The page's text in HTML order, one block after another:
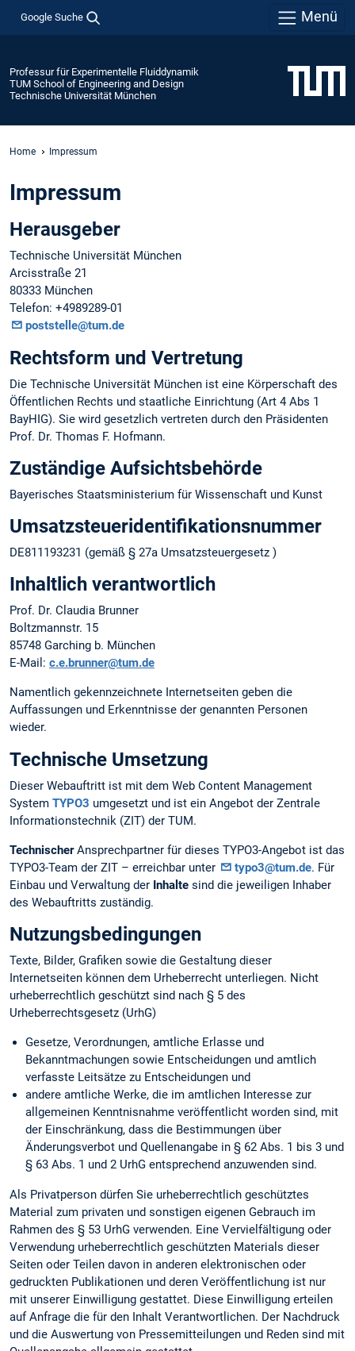
Google Suche Menü
Professur für Experimentelle Fluiddynamik
TUM School of Engineering and Design
Technische Universität München
Home Impressum
Impressum
Herausgeber
Technische Universität München
Arcisstraße 21
80333 München
Telefon: +4989289-01
poststelle@tum.de
Rechtsform und Vertretung
Die Technische Universität München ist eine Körperschaft des
Öffentlichen Rechts und staatliche Einrichtung (Art 4 Abs 1
BayHIG). Sie wird gesetzlich vertreten durch den Präsidenten
Prof. Dr. Thomas F. Hofmann.
Zuständige Aufsichtsbehörde
Bayerisches Staatsministerium für Wissenschaft und Kunst
Umsatzsteuer­identifikations­nummer
DE811193231 (gemäß § 27a Umsatzsteuergesetz )
Inhaltlich verantwortlich
Prof. Dr. Claudia Brunner
Boltzmannstr. 15
85748 Garching b. München
E-Mail: c.e.brunner@tum.de
Namentlich gekennzeichnete Internetseiten geben die
Auffassungen und Erkenntnisse der genannten Personen
wieder.
Technische Umsetzung
Dieser Webauftritt ist mit dem Web Content Management
System TYPO3 umgesetzt und ist ein Angebot der Zentrale
Informationstechnik (ZIT) der TUM.
TechnischerAnsprechpartner für dieses TYPO3-Angebot ist das
TYPO3-Team der ZIT – erreichbar unter
typo3@tum.de. Für
Einbau und Verwaltung der Inhalte sind die jeweiligen Inhaber
des Webauftritts zuständig.
Nutzungsbedingungen
Texte, Bilder, Grafiken sowie die Gestaltung dieser
Internetseiten können dem Urheberrecht unterliegen. Nicht
urheberrechtlich geschützt sind nach § 5 des
Urheberrechtsgesetz (UrhG)
Gesetze, Verordnungen, amtliche Erlasse und
Bekanntmachungen sowie Entscheidungen und amtlich
verfasste Leitsätze zu Entscheidungen und
andere amtliche Werke, die im amtlichen Interesse zur
allgemeinen Kenntnisnahme veröffentlicht worden sind, mit
der Einschränkung, dass die Bestimmungen über
Änderungsverbot und Quellenangabe in § 62 Abs. 1 bis 3 und
§ 63 Abs. 1 und 2 UrhG entsprechend anzuwenden sind.
Als Privatperson dürfen Sie urheberrechtlich geschütztes
Material zum privaten und sonstigen eigenen Gebrauch im
Rahmen des § 53 UrhG verwenden. Eine Vervielfältigung oder
Verwendung urheberrechtlich geschützten Materials dieser
Seiten oder Teilen davon in anderen elektronischen oder
gedruckten Publikationen und deren Veröffentlichung ist nur
mit unserer Einwilligung gestattet. Diese Einwilligung erteilen
auf Anfrage die für den Inhalt Verantwortlichen. Der Nachdruck
und die Auswertung von Pressemitteilungen und Reden sind mit